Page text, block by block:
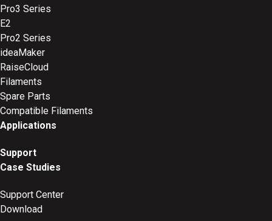
Pro3 Series
E2
Pro2 Series
ideaMaker
RaiseCloud
Filaments
Spare Parts
Compatible Filaments
Applications
Support
Case Studies
Support Center
Download